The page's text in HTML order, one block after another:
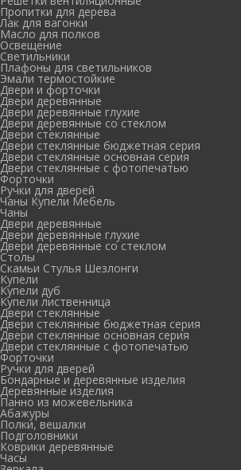
Пропитки для дерева
Лак для вагонки
Масло для полков
Освещение
Светильники
Плафоны для светильников
Эмали термостойкие
Двери и форточки
Двери деревянные
Двери деревянные глухие
Двери деревянные со стеклом
Двери стеклянные
Двери стеклянные бюджетная серия
Двери стеклянные основная серия
Двери стеклянные с фотопечатью
Форточки
Ручки для дверей
Чаны Купели Мебель
Чаны
Двери деревянные
Двери деревянные глухие
Двери деревянные со стеклом
Столы
Скамьи Стулья Шезлонги
Купели
Купели дуб
Купели лиственница
Двери стеклянные
Двери стеклянные бюджетная серия
Двери стеклянные основная серия
Двери стеклянные с фотопечатью
Форточки
Ручки для дверей
Бондарные и деревянные изделия
Деревянные изделия
Панно из можевельника
Абажуры
Полки, вешалки
Подголовники
Коврики деревянные
Часы